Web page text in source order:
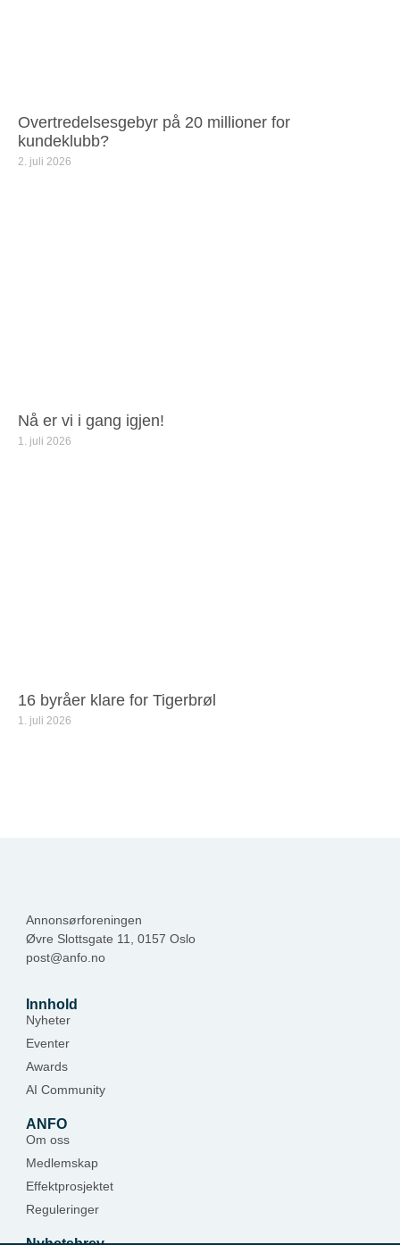
Overtredelsesgebyr på 20 millioner for
kundeklubb?
2. juli 2026
Nå er vi i gang igjen!
1. juli 2026
16 byråer klare for Tigerbrøl
1. juli 2026
Annonsørforeningen
Øvre Slottsgate 11, 0157 Oslo
post@anfo.no
Innhold
Nyheter
Eventer
Awards
AI Community
ANFO
Om oss
Medlemskap
Effektprosjektet
Reguleringer